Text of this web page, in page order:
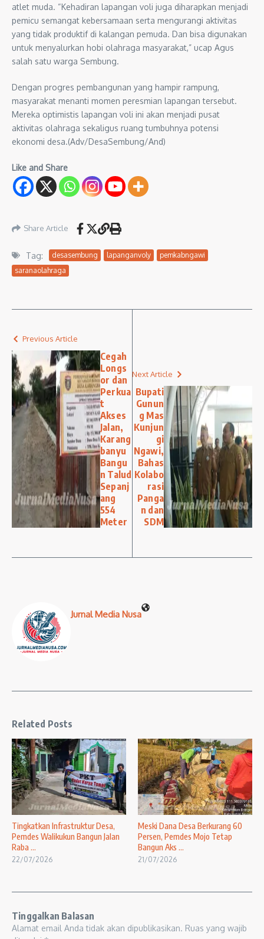
atlet muda. “Kehadiran lapangan voli juga diharapkan menjadi
pemicu semangat kebersamaan serta mengurangi aktivitas
yang tidak produktif di kalangan pemuda. Dan bisa digunakan
untuk menyalurkan hobi olahraga masyarakat,” ucap Agus
salah satu warga Sembung.
Dengan progres pembangunan yang hampir rampung,
masyarakat menanti momen peresmian lapangan tersebut.
Mereka optimistis lapangan voli ini akan menjadi pusat
aktivitas olahraga sekaligus ruang tumbuhnya potensi
ekonomi desa.(Adv/DesaSembung/And)
Like and Share
Share Article
Tag: desasembung lapanganvoly
pemkabngawi
saranaolahraga
Previous Article
Cegah
Longs
or dan
Perkua
t
Akses
Jalan,
Karang
banyu
Bangu
n Talud
Sepanj
ang
554
Meter
Next Article
Bupati
Gunun
g Mas
Kunjun
gi
Ngawi,
Bahas
Kolabo
rasi
Panga
n dan
SDM
Jurnal Media Nusa
Related Posts
Tingkatkan Infrastruktur Desa,
Pemdes Walikukun Bangun Jalan
Raba ...
22/07/2026
Meski Dana Desa Berkurang 60
Persen, Pemdes Mojo Tetap
Bangun Aks ...
21/07/2026
Tinggalkan Balasan
Alamat email Anda tidak akan dipublikasikan. Ruas yang wajib